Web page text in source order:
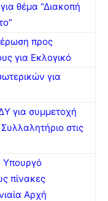
θέμα “Διακοπή
προς
για Εκλογικό
για
για συμμετοχή
στις
Υπουργό
πίνακες
Αρχή